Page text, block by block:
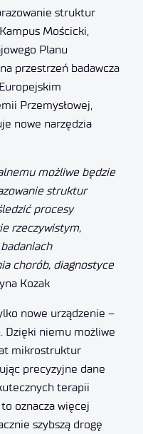
struktur
Mościcki,
Planu
przestrzeń badawcza
Przemysłowej,
nowe narzędzia
możliwe będzie
struktur
procesy
rzeczywistym,
chorób, diagnostyce
Kozak
nowe urządzenie –
Dzięki niemu możliwe
mikrostruktur
precyzyjne dane
terapii
oznacza więcej
szybszą drogę